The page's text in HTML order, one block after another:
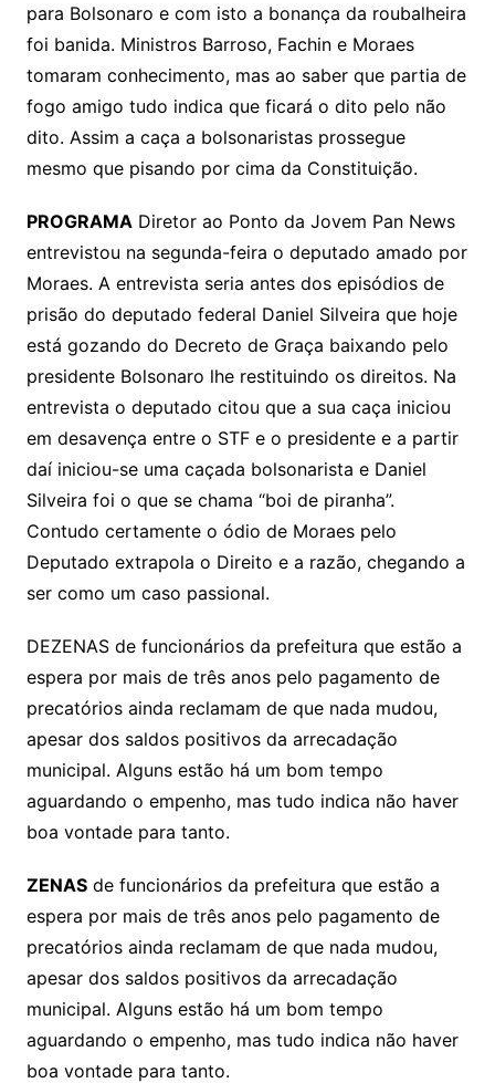
para Bolsonaro e com isto a bonança da roubalheira
foi banida. Ministros Barroso, Fachin e Moraes
tomaram conhecimento, mas ao saber que partia de
fogo amigo tudo indica que ficará o dito pelo não
dito. Assim a caça a bolsonaristas prossegue
mesmo que pisando por cima da Constituição.
PROGRAMA Diretor ao Ponto da Jovem Pan News
entrevistou na segunda-feira o deputado amado por
Moraes. A entrevista seria antes dos episódios de
prisão do deputado federal Daniel Silveira que hoje
está gozando do Decreto de Graça baixando pelo
presidente Bolsonaro lhe restituindo os direitos. Na
entrevista o deputado citou que a sua caça iniciou
em desavença entre o STF e o presidente e a partir
daí iniciou-se uma caçada bolsonarista e Daniel
Silveira foi o que se chama “boi de piranha”.
Contudo certamente o ódio de Moraes pelo
Deputado extrapola o Direito e a razão, chegando a
ser como um caso passional.
DEZENAS de funcionários da prefeitura que estão a
espera por mais de três anos pelo pagamento de
precatórios ainda reclamam de que nada mudou,
apesar dos saldos positivos da arrecadação
municipal. Alguns estão há um bom tempo
aguardando o empenho, mas tudo indica não haver
boa vontade para tanto.
ZENASde funcionários da prefeitura que estão a
espera por mais de três anos pelo pagamento de
precatórios ainda reclamam de que nada mudou,
apesar dos saldos positivos da arrecadação
municipal. Alguns estão há um bom tempo
aguardando o empenho, mas tudo indica não haver
boa vontade para tanto.